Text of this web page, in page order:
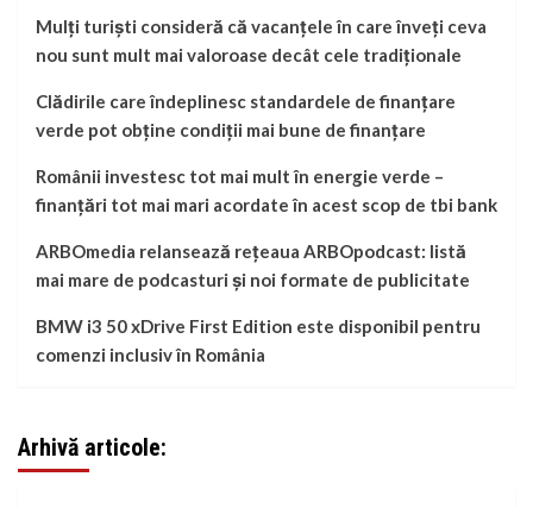
Mulți turiști consideră că vacanțele în care înveți ceva
nou sunt mult mai valoroase decât cele tradiționale
Clădirile care îndeplinesc standardele de finanțare
verde pot obține condiții mai bune de finanțare
Românii investesc tot mai mult în energie verde –
finanțări tot mai mari acordate în acest scop de tbi bank
ARBOmedia relansează rețeaua ARBOpodcast: listă
mai mare de podcasturi și noi formate de publicitate
BMW i3 50 xDrive First Edition este disponibil pentru
comenzi inclusiv în România
Arhivă articole: